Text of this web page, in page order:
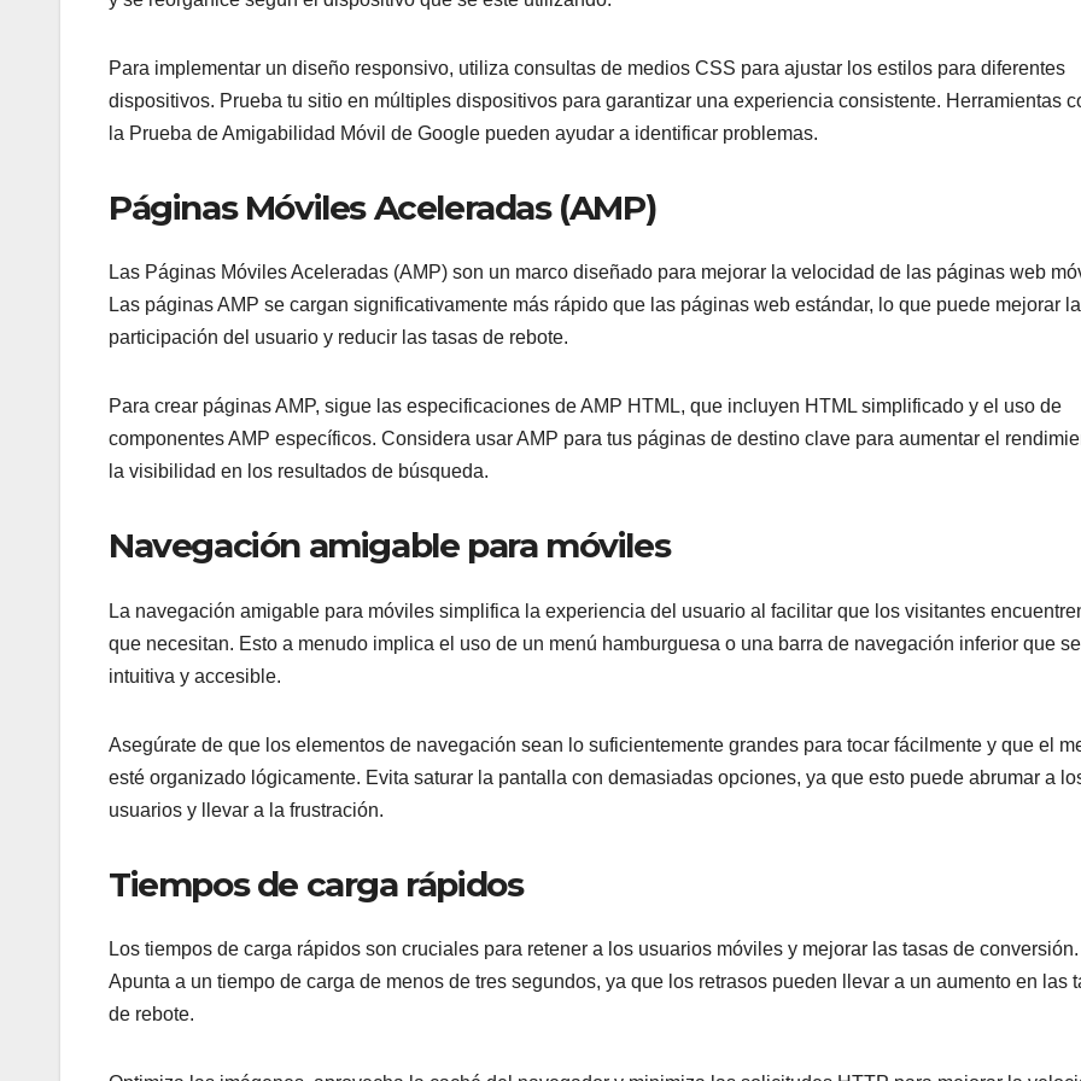
Para implementar un diseño responsivo, utiliza consultas de medios CSS para ajustar los estilos para diferentes
dispositivos. Prueba tu sitio en múltiples dispositivos para garantizar una experiencia consistente. Herramientas
la Prueba de Amigabilidad Móvil de Google pueden ayudar a identificar problemas.
Páginas Móviles Aceleradas (AMP)
Las Páginas Móviles Aceleradas (AMP) son un marco diseñado para mejorar la velocidad de las páginas web
Las páginas AMP se cargan significativamente más rápido que las páginas web estándar, lo que puede mejorar la
participación del usuario y reducir las tasas de rebote.
Para crear páginas AMP, sigue las especificaciones de AMP HTML, que incluyen HTML simplificado y el uso de
componentes AMP específicos. Considera usar AMP para tus páginas de destino clave para aumentar el
la visibilidad en los resultados de búsqueda.
Navegación amigable para móviles
La navegación amigable para móviles simplifica la experiencia del usuario al facilitar que los visitantes
que necesitan. Esto a menudo implica el uso de un menú hamburguesa o una barra de navegación inferior que
intuitiva y accesible.
Asegúrate de que los elementos de navegación sean lo suficientemente grandes para tocar fácilmente y que el
esté organizado lógicamente. Evita saturar la pantalla con demasiadas opciones, ya que esto puede abrumar a
usuarios y llevar a la frustración.
Tiempos de carga rápidos
Los tiempos de carga rápidos son cruciales para retener a los usuarios móviles y mejorar las tasas de conversión.
Apunta a un tiempo de carga de menos de tres segundos, ya que los retrasos pueden llevar a un aumento en las
de rebote.